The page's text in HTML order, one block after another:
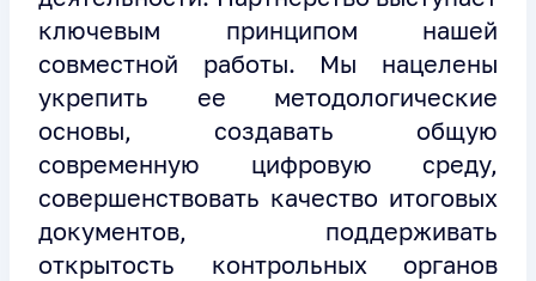
ключевым принципом нашей
совместной работы. Мы нацелены
укрепить ее методологические
основы, создавать общую
современную цифровую среду,
совершенствовать качество итоговых
документов, поддерживать
открытость контрольных органов